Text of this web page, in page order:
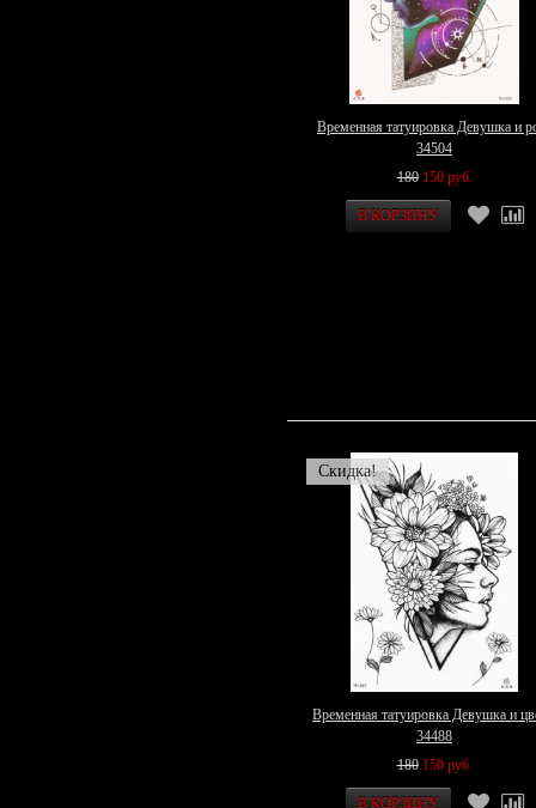
Временная татуировка Девушка и
34504
180 150 руб.
Скидка!
Временная татуировка Девушка и
34488
180 150 руб.